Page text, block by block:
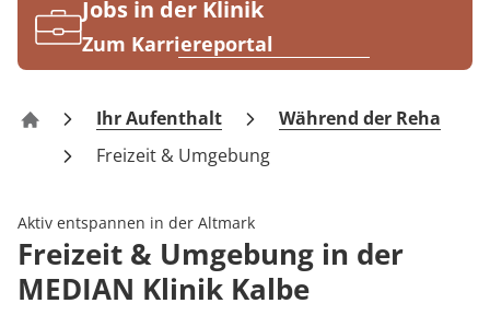
Karriere
Jobs in der Klinik
Zum Karriereportal
Klinik Kalbe
Ihr Aufenthalt
Während der Reha
Freizeit & Umgebung
Aktiv entspannen in der Altmark
Freizeit & Umgebung in der
MEDIAN Klinik Kalbe